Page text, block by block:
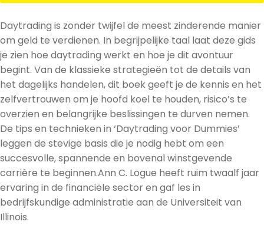
Daytrading is zonder twijfel de meest zinderende manier
om geld te verdienen. In begrijpelijke taal laat deze gids
je zien hoe daytrading werkt en hoe je dit avontuur
begint. Van de klassieke strategieën tot de details van
het dagelijks handelen, dit boek geeft je de kennis en het
zelfvertrouwen om je hoofd koel te houden, risico’s te
overzien en belangrijke beslissingen te durven nemen.
De tips en technieken in ‘Daytrading voor Dummies’
leggen de stevige basis die je nodig hebt om een
succesvolle, spannende en bovenal winstgevende
carrière te beginnen.Ann C. Logue heeft ruim twaalf jaar
ervaring in de financiële sector en gaf les in
bedrijfskundige administratie aan de Universiteit van
Illinois.